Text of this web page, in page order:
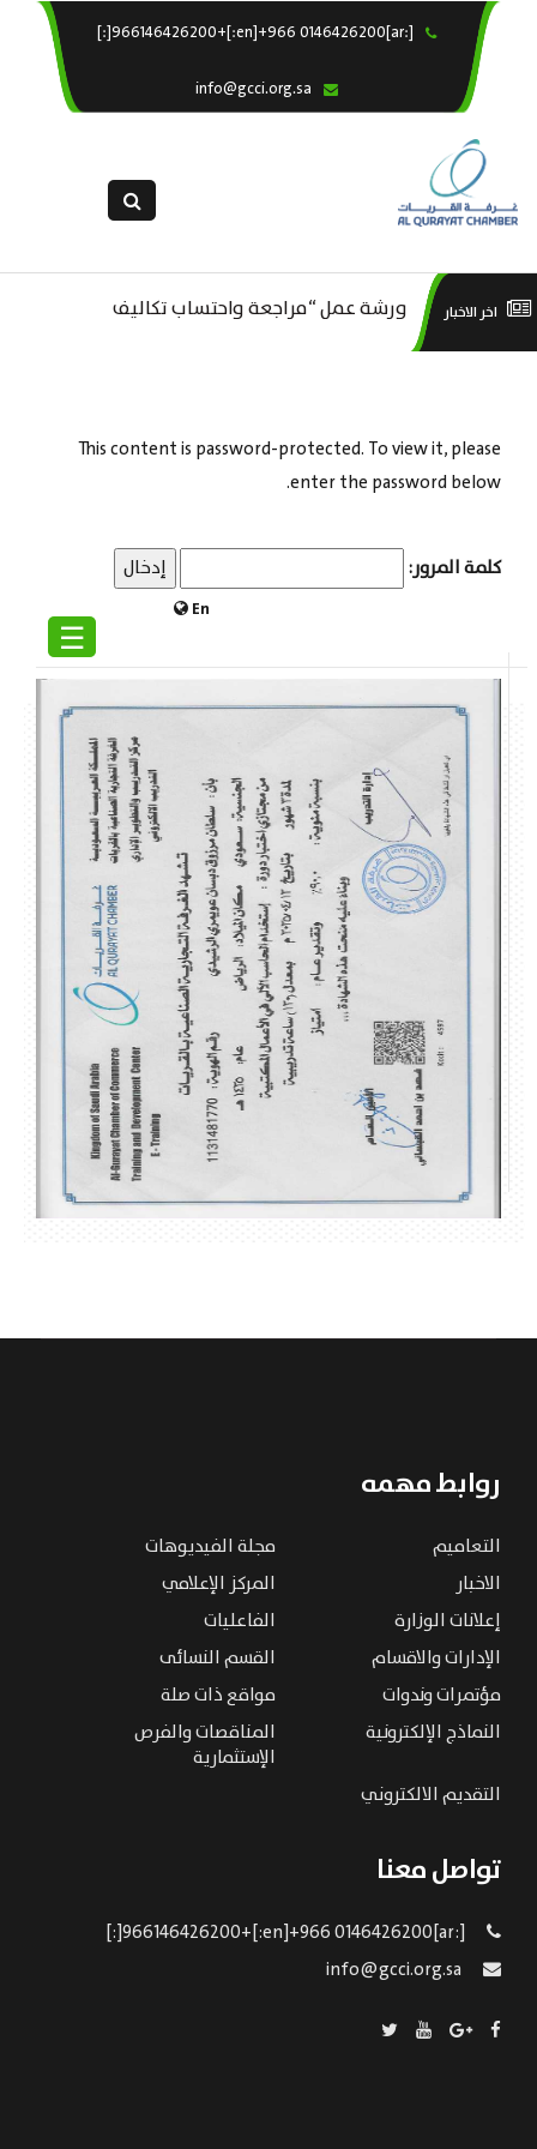
[:ar]966146426200+[:en]+966 0146426200[:]
En
☰
×
خدماتنا
التقديم الالكترونى
اخر الاخبار ورشة عمل “مراجعة واحتساب تكاليف
This content is password-protected. To view it, please
enter the password below.
كلمة المرور:
روابط مهمه
التعاميم
مجلة الفيديوهات
الاخبار
المركز الإعلامي
إعلانات الوزارة
الفاعليات
الإدارات والاقسام
القسم النسائى
مؤتمرات وندوات
مواقع ذات صلة
النماذج الإلكترونية
المناقصات والفرص
الإستثمارية
التقديم الالكتروني
تواصل معنا
[:ar]966146426200+[:en]+966 0146426200[:]